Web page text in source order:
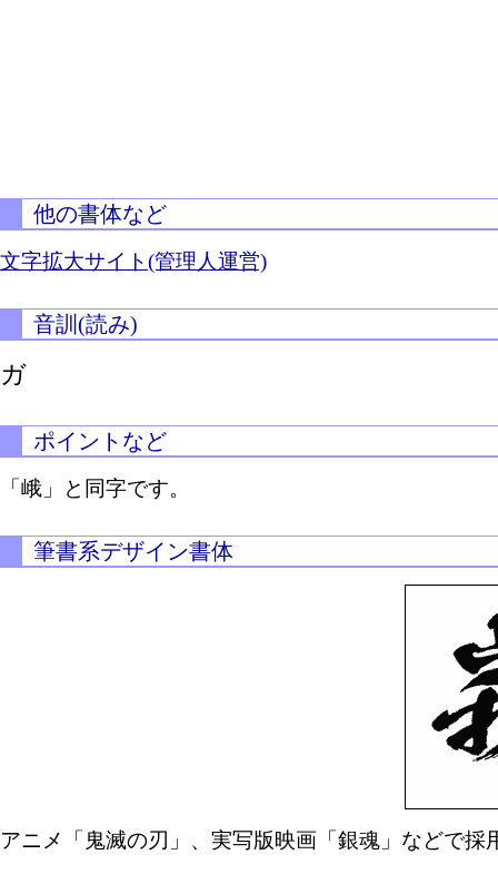
他の書体など
文字拡大サイト(管理人運営)
音訓(読み)
ガ
ポイントなど
「峨」と同字です。
筆書系デザイン書体
アニメ「鬼滅の刃」、実写版映画「銀魂」などで